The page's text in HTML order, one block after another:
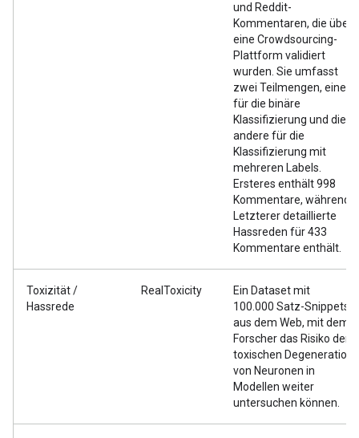
und Reddit-
Kommentaren, die über
eine Crowdsourcing-
Plattform validiert
wurden. Sie umfasst
zwei Teilmengen, eine
für die binäre
Klassifizierung und die
andere für die
Klassifizierung mit
mehreren Labels.
Ersteres enthält 998
Kommentare, während
Letzterer detaillierte
Hassreden für 433
Kommentare enthält.
Toxizität /
Hassrede
RealToxicity
Ein Dataset mit
100.000 Satz-Snippets
aus dem Web, mit dem
Forscher das Risiko der
toxischen Degeneration
von Neuronen in
Modellen weiter
untersuchen können.